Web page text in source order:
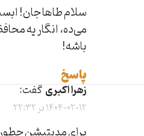
سلام طاها جان!
می‌ده، انگار یه
باشه!
پاسخ
زهرا اکبریگفت:
1404-02-12 در 22:32